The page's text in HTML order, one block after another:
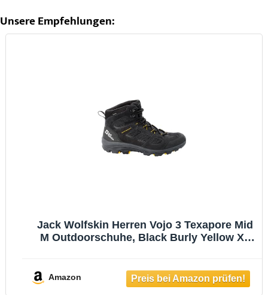
Unsere Empfehlungen:
Jack Wolfskin Herren Vojo 3 Texapore Mid
M Outdoorschuhe, Black Burly Yellow Xt,
Amazon